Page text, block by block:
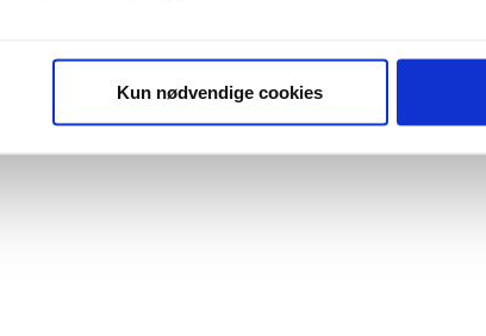
på en scanning af dens unikke karakteristika
Kun nødvendige cookies